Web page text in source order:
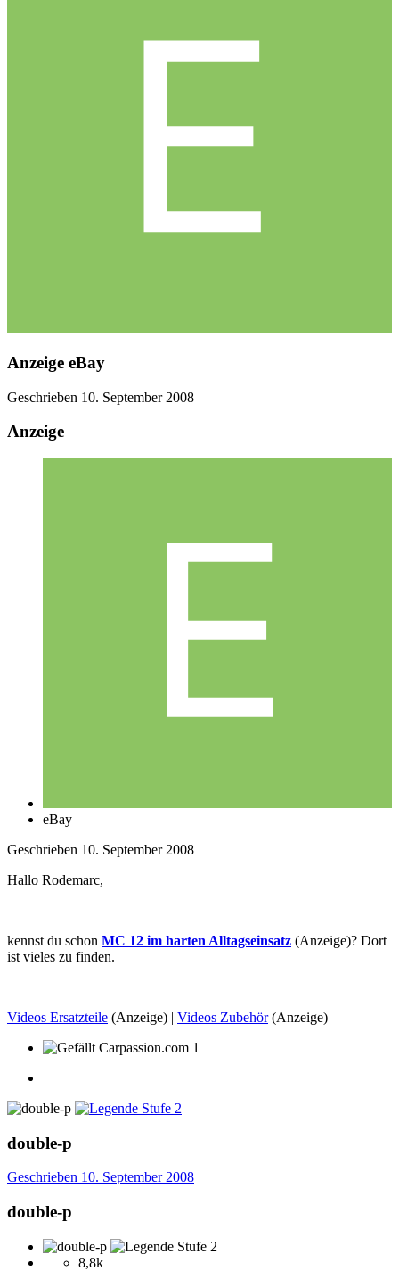
Anzeige eBay
Geschrieben 10. September 2008
Anzeige
eBay
Geschrieben 10. September 2008
Hallo Rodemarc,
kennst du schon MC 12 im harten Alltagseinsatz (Anzeige)? Dort
ist vieles zu finden.
Videos Ersatzteile (Anzeige) | Videos Zubehör(Anzeige)
1
double-p
Geschrieben 10. September 2008
double-p
8,8k